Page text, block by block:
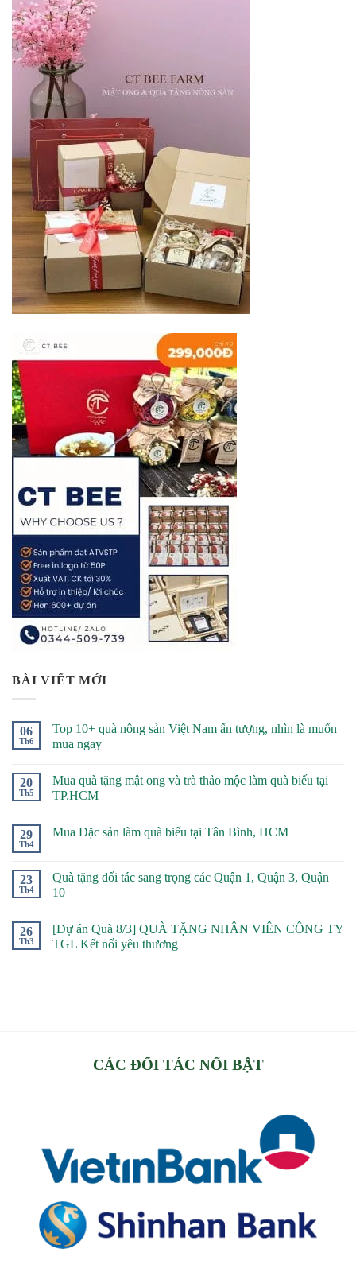
BÀI VIẾT MỚI
06
Th6
Top 10+ quà nông sản Việt Nam ấn tượng, nhìn là muốn
mua ngay
20
Th5
Mua quà tặng mật ong và trà thảo mộc làm quà biếu tại
TP.HCM
29
Th4
Mua Đặc sản làm quà biếu tại Tân Bình, HCM
23
Th4
Quà tặng đối tác sang trọng các Quận 1, Quận 3, Quận
10
26
Th3
[Dự án Quà 8/3] QUÀ TẶNG NHÂN VIÊN CÔNG TY
TGL Kết nối yêu thương
CÁC ĐỐI TÁC NỔI BẬT